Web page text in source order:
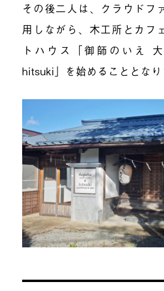
その後二人は、クラウドフ
用しながら、木工所とカフ
トハウス「御師のいえ
hitsuki」を始めることとなり